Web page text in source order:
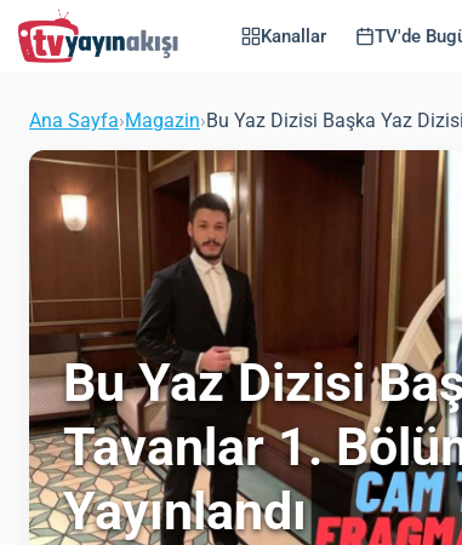
Kanallar TV'de
Ana Sayfa›Magazin›Bu Yaz Dizisi Başka Yaz
Bu Yaz Dizisi
Tavanlar 1.
Yayınlandı